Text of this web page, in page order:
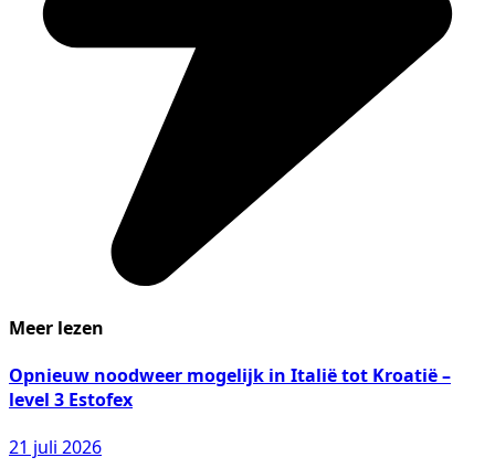
Meer lezen
Opnieuw noodweer mogelijk in Italië tot Kroatië –
level 3 Estofex
21 juli 2026